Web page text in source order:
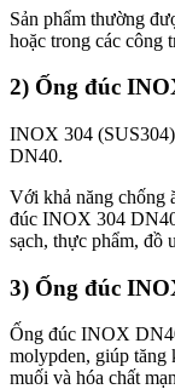
Sản phẩm thường
hoặc trong các công
2) Ống đúc
INOX 304
DN40.
Với khả năng chống
đúc INOX 304
sạch, thực phẩm, đồ
3) Ống đúc
Ống đúc INOX
molypden, giúp tăng
muối và hóa chất